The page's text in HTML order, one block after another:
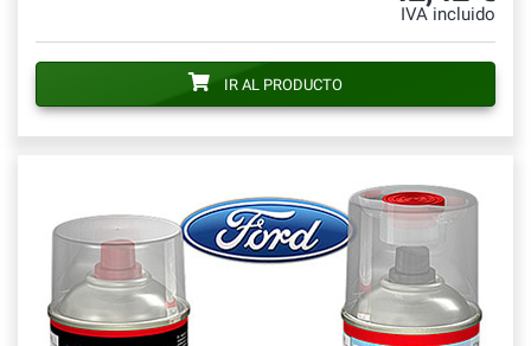
IVA incluido
IR AL PRODUCTO